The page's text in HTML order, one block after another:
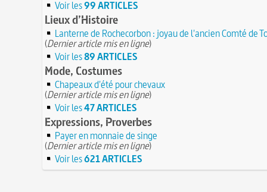
Voir les99 ARTICLES
Lieux d’Histoire
Lanterne de Rochecorbon : joyau de l'ancien Comté de
(Dernier article mis en ligne)
Voir les89 ARTICLES
Mode, Costumes
Chapeaux d'été pour chevaux
(Dernier article mis en ligne)
Voir les47 ARTICLES
Expressions, Proverbes
Payer en monnaie de singe
(Dernier article mis en ligne)
Voir les621 ARTICLES